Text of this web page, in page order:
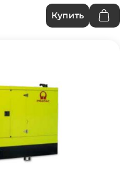
Купить